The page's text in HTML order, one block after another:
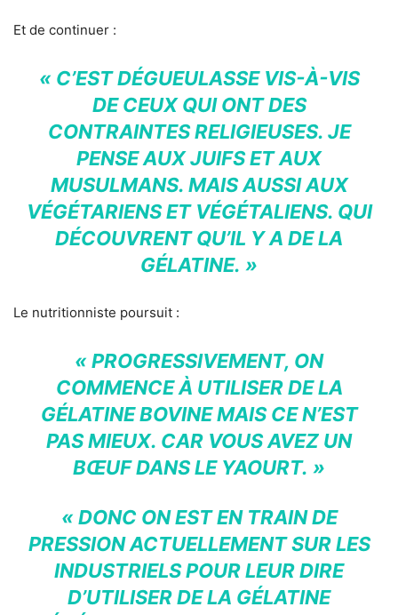
Et de continuer :
« C’EST DÉGUEULASSE VIS-À-VIS
DE CEUX QUI ONT DES
CONTRAINTES RELIGIEUSES. JE
PENSE AUX JUIFS ET AUX
MUSULMANS. MAIS AUSSI AUX
VÉGÉTARIENS ET VÉGÉTALIENS. QUI
DÉCOUVRENT QU’IL Y A DE LA
GÉLATINE. »
Le nutritionniste poursuit :
« PROGRESSIVEMENT, ON
COMMENCE À UTILISER DE LA
GÉLATINE BOVINE MAIS CE N’EST
PAS MIEUX. CAR VOUS AVEZ UN
BŒUF DANS LE YAOURT. »
« DONC ON EST EN TRAIN DE
PRESSION ACTUELLEMENT SUR LES
INDUSTRIELS POUR LEUR DIRE
D’UTILISER DE LA GÉLATINE